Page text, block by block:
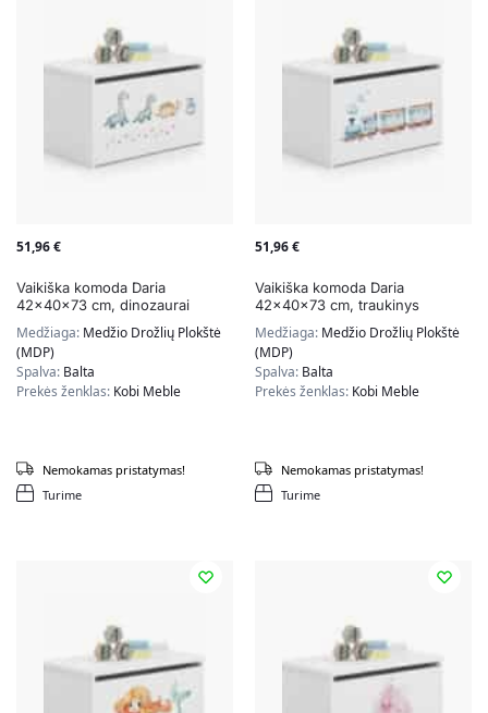
51,96€
Vaikiška komoda Daria
42x40x73 cm, dinozaurai
Medžiaga: Medžio Drožlių Plokštė
(MDP)
Spalva: Balta
Prekės ženklas: Kobi Meble
Turime
Nemokamas pristatymas!
51,96€
Vaikiška komoda Daria
42x40x73 cm, traukinys
Medžiaga: Medžio Drožlių Plokštė
(MDP)
Spalva: Balta
Prekės ženklas: Kobi Meble
Turime
Nemokamas pristatymas!